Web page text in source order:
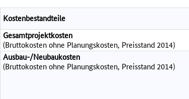
Kostenbestandteile
Gesamtprojektkosten
(Bruttokosten ohne Planungskosten, Preisstand 2014)
Ausbau-/Neubaukosten
(Bruttokosten ohne Planungskosten, Preisstand 2014)